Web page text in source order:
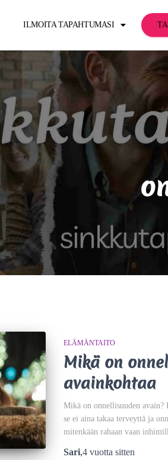
ILMOITA TAPAHTUMASI
ELÄMÄNTAITO
Mikä on
avainkohtaa
Mikä on onnellisuuden avain?
se ei aina takaa terveyttä ja
mitenkään rahaan vaan
Sari,4 vuotta sitten